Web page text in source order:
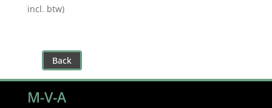
incl. btw)
Back
M-V-A